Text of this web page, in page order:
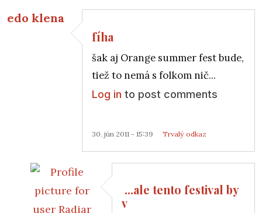
edo klena
fíha
šak aj Orange summer fest bude,
tiež to nemá s folkom nič...
Log in to post comments
30. jún 2011 - 15:39 Trvalý odkaz
...ale tento festival by
v